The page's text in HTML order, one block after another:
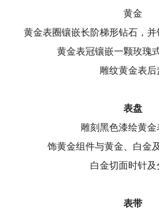
黄金
黄金表圈镶嵌长阶梯形钻石，并
黄金表冠镶嵌一颗玫瑰
雕纹黄金表后
表盘
雕刻黑色漆绘黄金
饰黄金组件与黄金、白金
白金切面时针及
表带